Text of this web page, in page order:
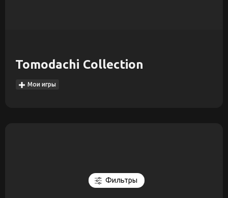
Tomodachi Collection
Мои игры
Фильтры